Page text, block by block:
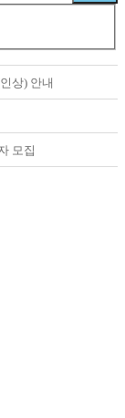
상) 안내
모집